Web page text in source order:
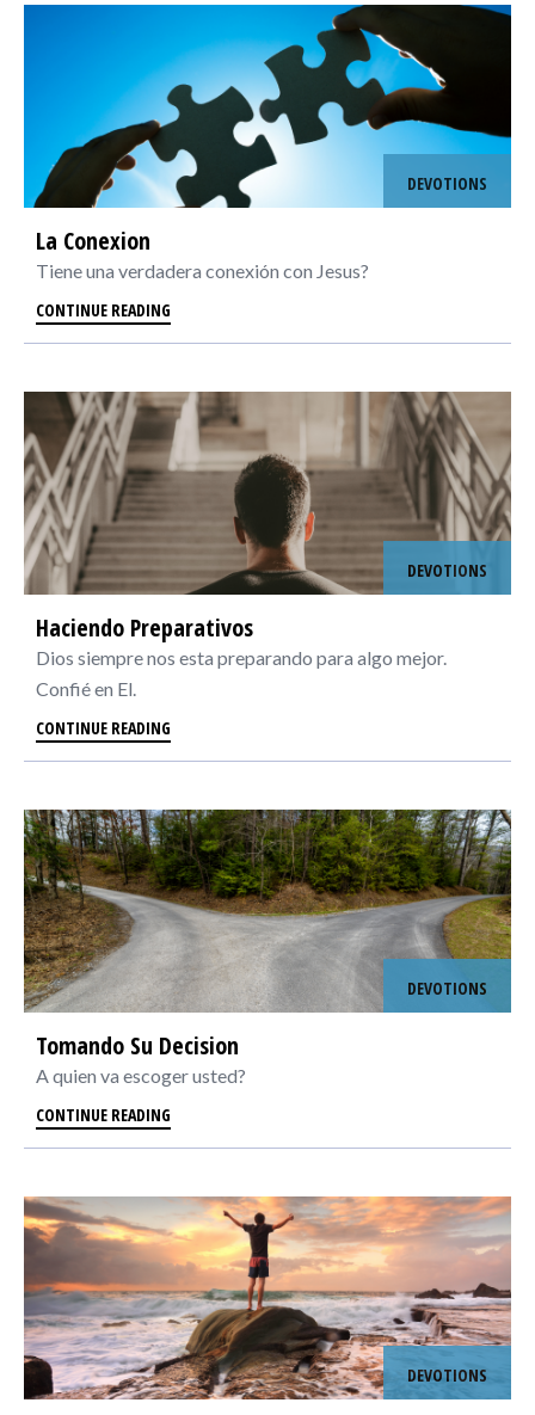
DEVOTIONS
La Conexion
Tiene una verdadera conexión con Jesus?
CONTINUE READING
DEVOTIONS
Haciendo Preparativos
Dios siempre nos esta preparando para algo mejor.
Confié en El.
CONTINUE READING
DEVOTIONS
Tomando Su Decision
A quien va escoger usted?
CONTINUE READING
DEVOTIONS